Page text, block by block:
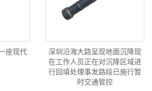
座现代
深圳沿海大路呈现地面沉降现
在工作人员正在对沉降区域进
行回填处理事发路段已施行暂
时交通管控